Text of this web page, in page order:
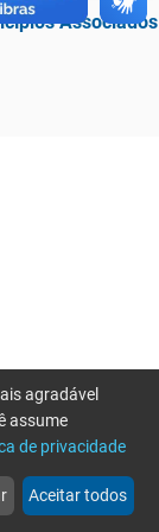
Associados
more_horiz
Mais
agradável
assume
de privacidade
Aceitar todos